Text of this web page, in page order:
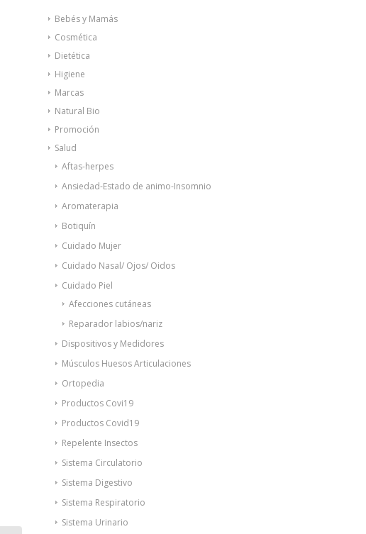
Bebés y Mamás
Cosmética
Dietética
Higiene
Marcas
Natural Bio
Promoción
Salud
Aftas-herpes
Ansiedad-Estado de animo-Insomnio
Aromaterapia
Botiquín
Cuidado Mujer
Cuidado Nasal/ Ojos/ Oidos
Cuidado Piel
Afecciones cutáneas
Reparador labios/nariz
Dispositivos y Medidores
Músculos Huesos Articulaciones
Ortopedia
Productos Covi19
Productos Covid19
Repelente Insectos
Sistema Circulatorio
Sistema Digestivo
Sistema Respiratorio
Sistema Urinario